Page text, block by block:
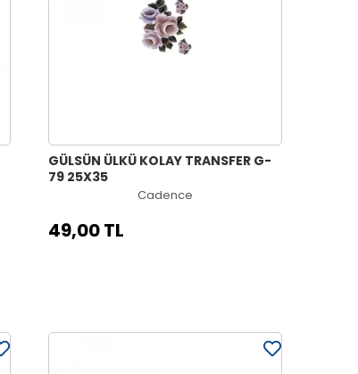
GÜLSÜN ÜLKÜ KOLAY TRANSFER G-
79 25X35
Cadence
49,00 TL